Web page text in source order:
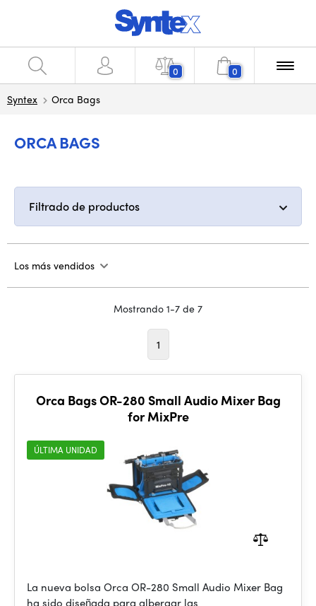
0 0
Syntex Orca Bags
ORCA BAGS
Filtrado de productos
Los más vendidos
Mostrando 1-7 de 7
1
Orca Bags OR-280 Small Audio Mixer Bag
for MixPre
ÚLTIMA UNIDAD
La nueva bolsa Orca OR-280 Small Audio Mixer Bag
ha sido diseñada para albergar las